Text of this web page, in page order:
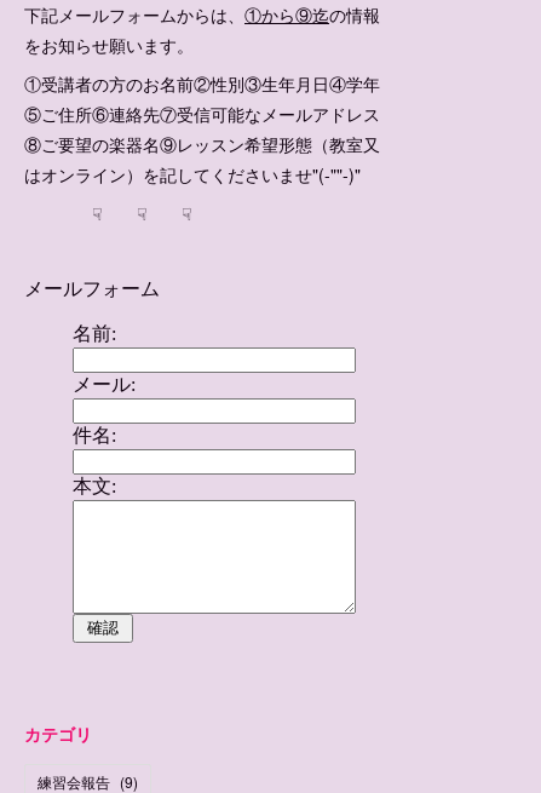
下記メールフォームからは、 ①から⑨迄の情報
をお知らせ願います。
①受講者の方のお名前②性別③生年月日④学年
⑤ご住所⑥連絡先⑦受信可能なメールアドレス
⑧ご要望の楽器名⑨レッスン希望形態（教室又
はオンライン）を記してくださいませ"(-""-)"
☟ ☟ ☟
カテゴリ
練習会報告 (9)